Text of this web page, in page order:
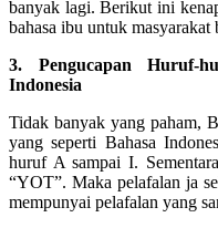
banyak lagi. Berikut ini
bahasa ibu untuk masyarakat
3. Pengucapan Huruf-
Indonesia
Tidak banyak yang paham,
yang seperti Bahasa
huruf A sampai I.
“YOT”. Maka pelafalan ja
mempunyai pelafalan yang